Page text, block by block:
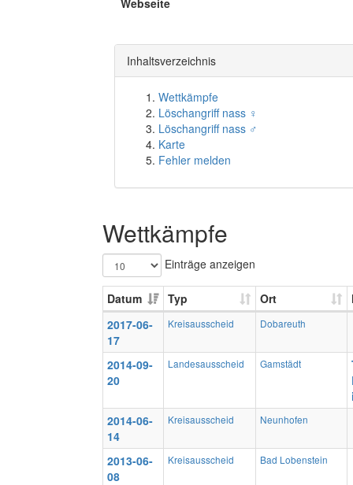
Webseite
Inhaltsverzeichnis
Wettkämpfe
Löschangriff nass ♀
Löschangriff nass ♂
Karte
Fehler melden
Wettkämpfe
Einträge anzeigen
Datum Typ Ort
2017-06-
17
Kreisausscheid Dobareuth
2014-09-
20
Landesausscheid Gamstädt
2014-06-
14
Kreisausscheid Neunhofen
2013-06-
08
Kreisausscheid Bad Lobenstein